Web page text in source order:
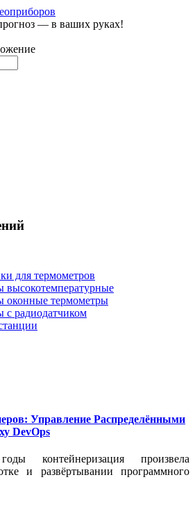
— в ваших руках!
для термометров
высокотемпературные
оконные термометры
с радиодатчиком
Управление Распределёнными
DevOps
контейнеризация произвела
и развёртывании программного